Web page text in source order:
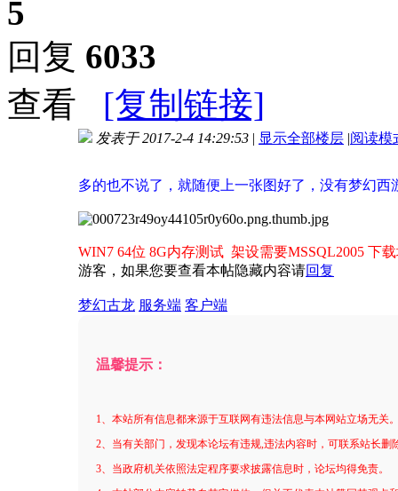
5
回复 6033
查看
[复制链接]
发表于 2017-2-4 14:29:53 | 显示全部楼层 |阅读模
多的也不说了，就随便上一张图好了，没有梦幻
WIN7 64位 8G内存测试 架设需要MSSQL2005 下
游客，如果您要查看本帖隐藏内容请回复
梦幻古龙 服务端 客户端
温馨提示：
1、本站所有信息都来源于互联网有违法信息与本网站立场无关
2、当有关部门，发现本论坛有违规,违法内容时，可联系站长删
3、当政府机关依照法定程序要求披露信息时，论坛均得免责。